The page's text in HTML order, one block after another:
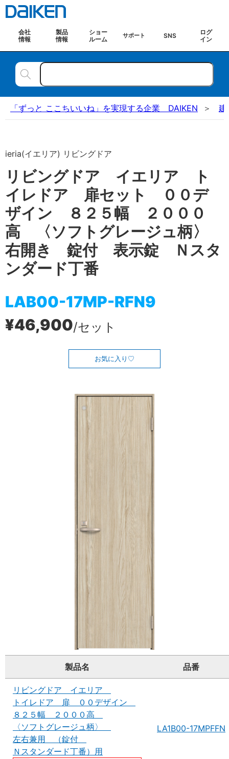
会社
情報
製品
情報
ショー
ルーム
サポート SNS
ログ
イン
「ずっと ここちいいね」を実現する企業 DAIKEN 建
ieria(イエリア) リビングドア
リビングドア イエリア ト
イレドア 扉セット ００デ
ザイン ８２５幅 ２０００
高 〈ソフトグレージュ柄〉
右開き 錠付 表示錠 Ｎスタ
ンダード丁番
LAB00-17MP-RFN9
¥46,900/セット
お気に入り
製品名 品番
リビングドア イエリア
トイレドア 扉 ００デザイン
８２５幅 ２０００高
〈ソフトグレージュ柄〉
左右兼用 （錠付
Ｎスタンダード丁番）用
LA1B00-17MPFFN